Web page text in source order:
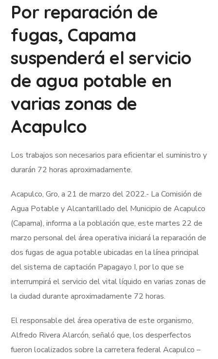
Por reparación de
fugas, Capama
suspenderá el servicio
de agua potable en
varias zonas de
Acapulco
Los trabajos son necesarios para eficientar el suministro y
durarán 72 horas aproximadamente.
Acapulco, Gro, a 21 de marzo del 2022.- La Comisión de
Agua Potable y Alcantarillado del Municipio de Acapulco
(Capama), informa a la población que, este martes 22 de
marzo personal del área operativa iniciará la reparación de
dos fugas de agua potable ubicadas en la línea principal
del sistema de captación Papagayo I, por lo que se
interrumpirá el servicio del vital líquido en varias zonas de
la ciudad durante aproximadamente 72 horas.
El responsable del área operativa de este organismo,
Alfredo Rivera Alarcón, señaló que, los desperfectos
fueron localizados sobre la carretera federal Acapulco –